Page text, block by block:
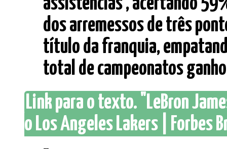
dos arremessos de três
título da franquia,
total de campeonatos
Link para o texto. "LeBron
o Los Angeles Lakers | Forbes